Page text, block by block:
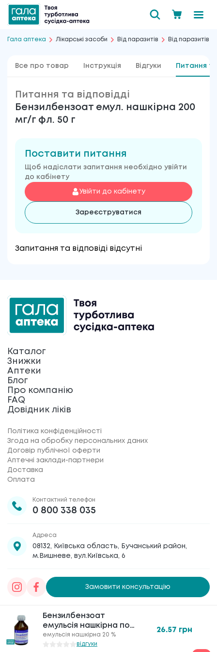
Гала аптека Лікарські засоби Від паразитів Від паразитів
Все про товар Інструкція Відгуки Питання та
Питання та відповідді
Бензилбензоат емул. нашкірна 200
мг/г фл. 50 г
Поставити питання
Щоб надіслати запитання необхідно увійти
до кабінету
Увійти до кабінету
Зареєструватися
Запитання та відповіді відсутні
Бензилбензоат
емульсія нашкірна по
20 % фл. 50 г
емульсія нашкірна 20 %
відгуки
26.57 грн
Бензилбензоат
емульсія нашкірна по
20 % фл. 50 г
емульсія нашкірна 20 %
відгуки
26.57 грн
Каталог
Знижки
Аптеки
Блог
Про компанію
FAQ
Довідник ліків
Політика конфіденційності
Згода на обробку персональних даних
Договір публічної оферти
Аптечні заклади-партнери
Доставка
Оплата
Контактний телефон
0 800 338 035
Адреса
08132, Київська область, Бучанський район,
м.Вишневе, вул.Київська, 6
Замовити консультацію
Товариство з обмеженою відповідальністю
«Галафарм» , код ЄДРПОУ 30886474 © 2020-2026